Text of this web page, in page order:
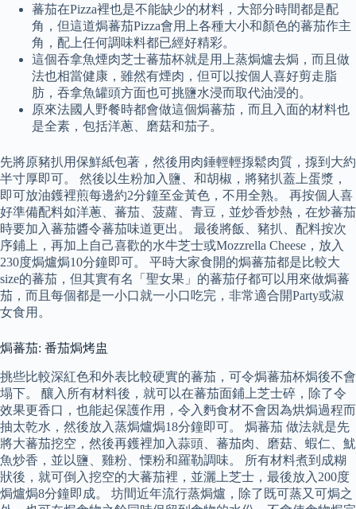
蕃茄在Pizza裡也是不能缺少的材料，大部分時間都是配
角，但這道焗蕃茄Pizza會用上各種大小和顏色的蕃茄作主
角，配上任何調味料都已經好精彩。
這個吞拿魚煙肉芝士蕃茄杯就是用上蒸焗爐去焗，而且做
法也相當健康，雖然有煙肉，但可以按個人喜好剪走脂
肪，吞拿魚罐頭方面也可挑鹽水浸而取代油浸的。
原來法國人野餐時都會做這個焗蕃茄，而且入面的材料也
是全素，包括洋蔥、磨菇和茄子。
先將原豬扒用保鮮紙包著，然後用肉錘輕輕揼鬆肉質，揼到大約
半寸厚即可。 然後以生粉加入鹽、和胡椒，將豬扒蓋上蛋漿，
即可放油鑊裡煎每邊約2分鐘至金黃色，不用全熟。 再按個人喜
好準備配料如洋蔥、蕃茄、菠蘿、青豆，並炒香炒熱，在炒蕃茄
時要加入蕃茄醬令蕃茄味道更出。 最後將飯、豬扒、配料按次
序鋪上，再加上自己喜歡的水牛芝士或Mozzrella Cheese，放入
230度焗爐焗10分鐘即可。 平時大家食開的焗蕃茄都是比較大
size的蕃茄，但其實有名「聖女果」的蕃茄仔都可以用來做焗蕃
茄，而且每個都是一小口就一小口吃完，非常適合開Party或淑
女食用。
焗蕃茄: 番茄焗烤盅
挑些比較深紅色和外表比較硬實的蕃茄，可令焗蕃茄杯焗後不會
塌下。 釀入所有材料後，就可以在蕃茄面鋪上芝士碎，除了令
效果更香口，也能起保護作用，令入麪食材不會因為烘焗過程而
抽太乾水，然後放入蒸焗爐焗18分鐘即可。 焗蕃茄 做法就是先
將大蕃茄挖空，然後再鑊裡加入蒜頭、蕃茄肉、磨菇、蝦仁、魷
魚炒香，並以鹽、雞粉、慄粉和羅勒調味。 所有材料煮到成糊
狀後，就可倒入挖空的大蕃茄裡，並灑上芝士，最後放入200度
焗爐焗8分鐘即成。 坊間近年流行蒸焗爐，除了既可蒸又可焗之